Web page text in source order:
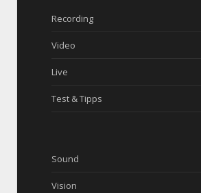
Recording
Video
Live
Test & Tipps
Sound
Vision